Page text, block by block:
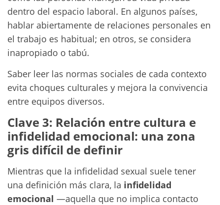
dentro del espacio laboral. En algunos países,
hablar abiertamente de relaciones personales en
el trabajo es habitual; en otros, se considera
inapropiado o tabú.
Saber leer las normas sociales de cada contexto
evita choques culturales y mejora la convivencia
entre equipos diversos.
Clave 3: Relación entre cultura e
infidelidad emocional: una zona
gris difícil de definir
Mientras que la infidelidad sexual suele tener
una definición más clara, la infidelidad
emocional —aquella que no implica contacto